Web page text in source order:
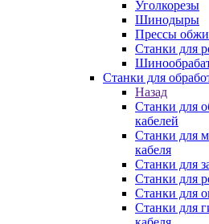
Уголкорезы
Шинодыры
Прессы
Станки для
Станки для
Назад
Станки для
кабелей
Станки для
кабеля
Станки для
Станки для
Станки для
Станки для